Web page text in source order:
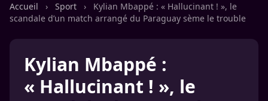
Accueil › Sport ›
Kylian Mbappé : « Hallucinant ! », le
scandale d’un match arrangé du Paraguay sème le trouble
Kylian Mbappé :
« Hallucinant ! », le